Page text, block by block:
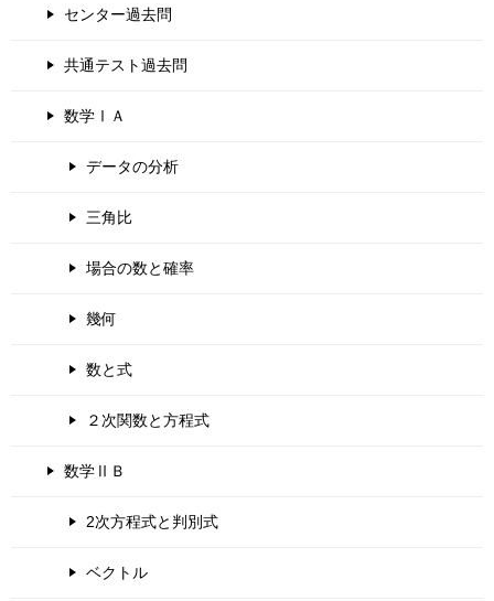
センター過去問
共通テスト過去問
数学ⅠＡ
データの分析
三角比
場合の数と確率
幾何
数と式
２次関数と方程式
数学ⅡＢ
2次方程式と判別式
ベクトル